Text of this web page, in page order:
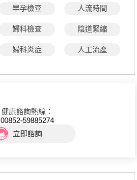
早孕檢查 人流時間
婦科檢查 陰道緊縮
婦科炎症 人工流產
健康諮詢熱線：
00852-59885274
立即諮詢